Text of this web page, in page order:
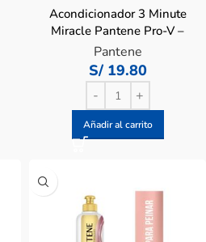
Acondicionador 3 Minute
Miracle Pantene Pro-V –
Tubo 170 ML
Pantene
S/19.80
Añadir al carrito